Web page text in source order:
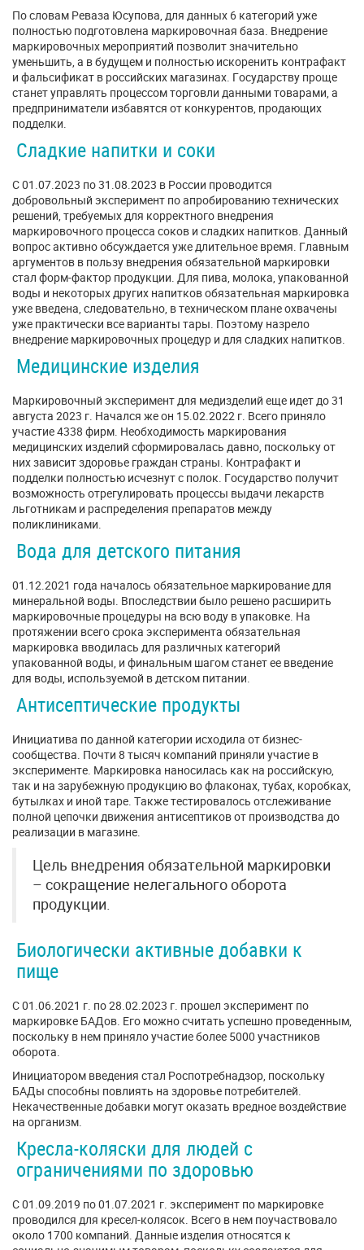
По словам Реваза Юсупова, для данных 6 категорий уже
полностью подготовлена маркировочная база. Внедрение
маркировочных мероприятий позволит значительно
уменьшить, а в будущем и полностью искоренить контрафакт
и фальсификат в российских магазинах. Государству проще
станет управлять процессом торговли данными товарами, а
предприниматели избавятся от конкурентов, продающих
подделки.
Сладкие напитки и соки
С 01.07.2023 по 31.08.2023 в России проводится
добровольный эксперимент по апробированию технических
решений, требуемых для корректного внедрения
маркировочного процесса соков и сладких напитков. Данный
вопрос активно обсуждается уже длительное время. Главным
аргументов в пользу внедрения обязательной маркировки
стал форм-фактор продукции. Для пива, молока, упакованной
воды и некоторых других напитков обязательная маркировка
уже введена, следовательно, в техническом плане охвачены
уже практически все варианты тары. Поэтому назрело
внедрение маркировочных процедур и для сладких напитков.
Медицинские изделия
Маркировочный эксперимент для медизделий еще идет до 31
августа 2023 г. Начался же он 15.02.2022 г. Всего приняло
участие 4338 фирм. Необходимость маркирования
медицинских изделий сформировалась давно, поскольку от
них зависит здоровье граждан страны. Контрафакт и
подделки полностью исчезнут с полок. Государство получит
возможность отрегулировать процессы выдачи лекарств
льготникам и распределения препаратов между
поликлиниками.
Вода для детского питания
01.12.2021 года началось обязательное маркирование для
минеральной воды. Впоследствии было решено расширить
маркировочные процедуры на всю воду в упаковке. На
протяжении всего срока эксперимента обязательная
маркировка вводилась для различных категорий
упакованной воды, и финальным шагом станет ее введение
для воды, используемой в детском питании.
Антисептические продукты
Инициатива по данной категории исходила от бизнес-
сообщества. Почти 8 тысяч компаний приняли участие в
эксперименте. Маркировка наносилась как на российскую,
так и на зарубежную продукцию во флаконах, тубах, коробках,
бутылках и иной таре. Также тестировалось отслеживание
полной цепочки движения антисептиков от производства до
реализации в магазине.
Цель внедрения обязательной маркировки
– сокращение нелегального оборота
продукции.
Биологически активные добавки к
пище
С 01.06.2021 г. по 28.02.2023 г. прошел эксперимент по
маркировке БАДов. Его можно считать успешно проведенным,
поскольку в нем приняло участие более 5000 участников
оборота.
Инициатором введения стал Роспотребнадзор, поскольку
БАДы способны повлиять на здоровье потребителей.
Некачественные добавки могут оказать вредное воздействие
на организм.
Кресла-коляски для людей с
ограничениями по здоровью
С 01.09.2019 по 01.07.2021 г. эксперимент по маркировке
проводился для кресел-колясок. Всего в нем поучаствовало
около 1700 компаний. Данные изделия относятся к